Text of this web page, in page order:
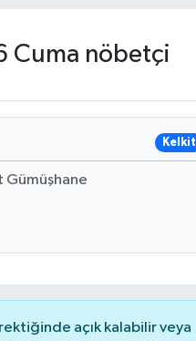
Cuma nöbetçi
Kelkit
Gümüşhane
açık kalabilir veya